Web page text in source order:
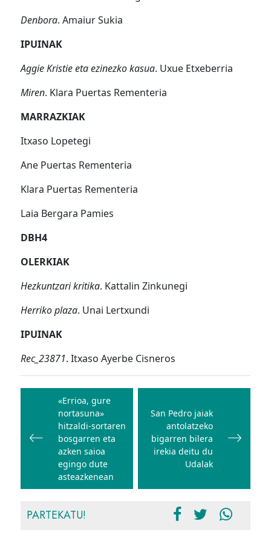
Denbora. Amaiur Sukia
IPUINAK
Aggie Kristie eta ezinezko kasua. Uxue Etxeberria
Miren. Klara Puertas Rementeria
MARRAZKIAK
Itxaso Lopetegi
Ane Puertas Rementeria
Klara Puertas Rementeria
Laia Bergara Pamies
DBH4
OLERKIAK
Hezkuntzari kritika. Kattalin Zinkunegi
Herriko plaza. Unai Lertxundi
IPUINAK
Rec_23871. Itxaso Ayerbe Cisneros
Bidalketetan
zehar
nabigatu
«Errioa, gure
nortasuna»
hitzaldi-sortaren
bosgarren eta
azken saioa
egingo dute
asteazkenean
San Pedro jaiak
antolatzeko
bigarren bilera
irekia deitu du
Udalak
PARTEKATU!